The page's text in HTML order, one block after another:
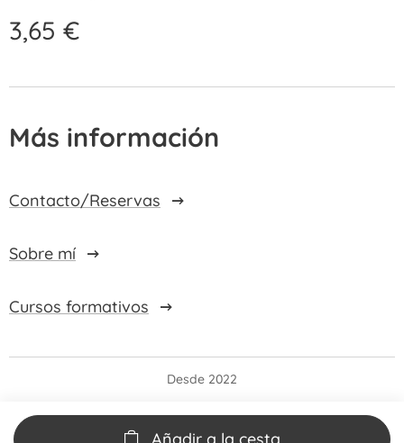
3,65 €
Más información
Contacto/Reservas
Sobre mí
Cursos formativos
Desde 2022